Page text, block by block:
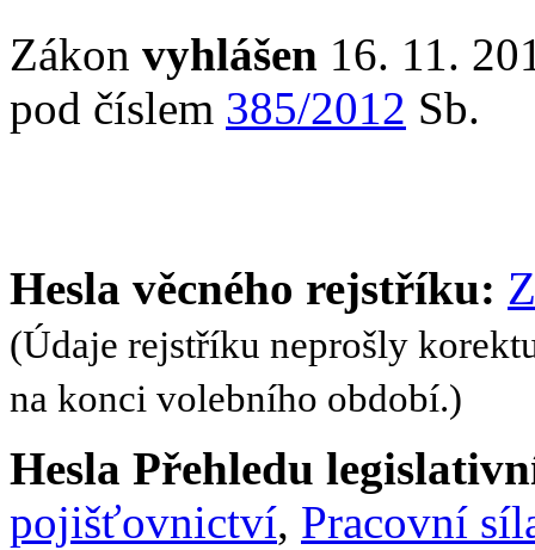
Zákon vyhlášen 16. 11.
pod číslem 385/2012 Sb.
Hesla věcného rejstříku:
(Údaje rejstříku neprošly
na konci volebního období.)
Hesla Přehledu
pojišťovnictví, Pracovní